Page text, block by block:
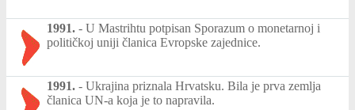
1991. - U Mastrihtu potpisan Sporazum o monetarnoj i
političkoj uniji članica Evropske zajednice.
1991. - Ukrajina priznala Hrvatsku. Bila je prva zemlja
članica UN-a koja je to napravila.